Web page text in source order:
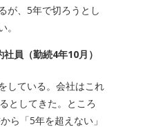
が、5年で切ろうとし
社員（勤続4年10月）
している。会社はこれ
としてきた。ところ
ら「5年を超えない」